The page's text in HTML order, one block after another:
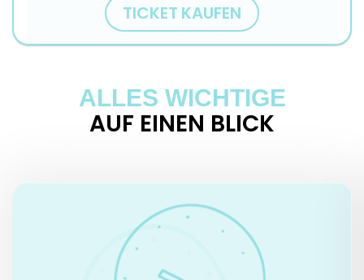
TICKET KAUFEN
ALLES WICHTIGE
AUF EINEN BLICK
ÖFFNUNGSZEITEN
Unteres Belvedere:
Täglich, 10.00 – 18.00 Uhr